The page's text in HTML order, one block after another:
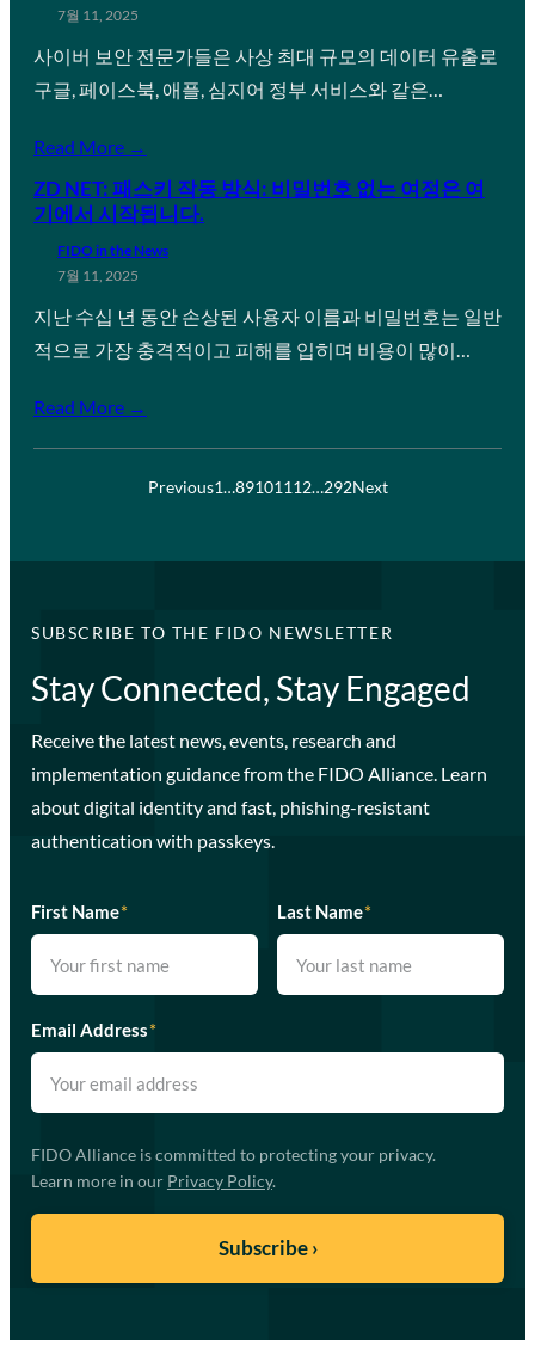
7월 11, 2025
사이버 보안 전문가들은 사상 최대 규모의 데이터 유출로
구글, 페이스북, 애플, 심지어 정부 서비스와 같은…
Read More →
ZD NET: 패스키 작동 방식: 비밀번호 없는 여정은 여
기에서 시작됩니다.
FIDO in the News
7월 11, 2025
지난 수십 년 동안 손상된 사용자 이름과 비밀번호는 일반
적으로 가장 충격적이고 피해를 입히며 비용이 많이…
Read More →
Previous1…89101112…292Next
SUBSCRIBE TO THE FIDO NEWSLETTER
Stay Connected, Stay Engaged
Receive the latest news, events, research and
implementation guidance from the FIDO Alliance. Learn
about digital identity and fast, phishing-resistant
authentication with passkeys.
First Name* Last Name*
Email Address*
FIDO Alliance is committed to protecting your privacy.
Learn more in our Privacy Policy.